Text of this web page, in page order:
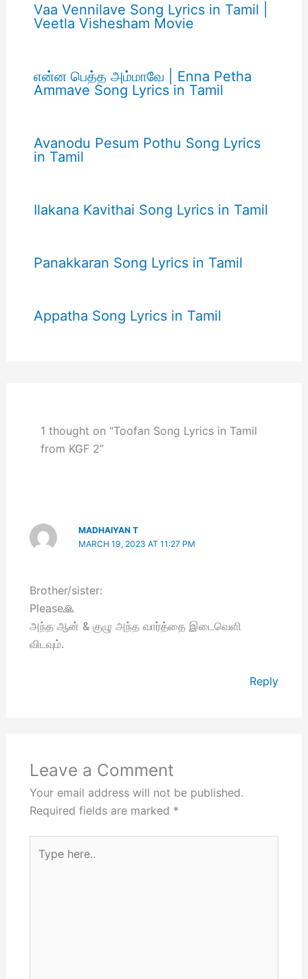
Vaa Vennilave Song Lyrics in Tamil |
Veetla Vishesham Movie
என்ன பெத்த அம்மாவே | Enna Petha
Ammave Song Lyrics in Tamil
Avanodu Pesum Pothu Song Lyrics
in Tamil
Ilakana Kavithai Song Lyrics in Tamil
Panakkaran Song Lyrics in Tamil
Appatha Song Lyrics in Tamil
1 thought on “Toofan Song Lyrics in Tamil
from KGF 2”
MADHAIYAN T
MARCH 19, 2023 AT 11:27 PM
Brother/sister:
Please🙏
அந்த ஆன் & குழு அந்த வார்த்தை இடைவெளி
விடவும்.
Reply
Leave a Comment
Your email address will not be published.
Required fields are marked *
here..